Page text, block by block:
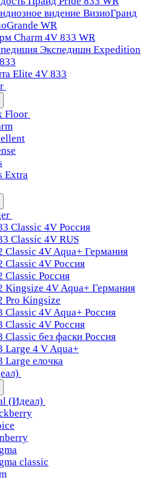
видение ВизиоГранд
WR
Charm 4V 833 WR
Экспедишн Expedition
Elite 4V 833
Floor
Extra
Classic 4V Россия
Classic 4V RUS
Classic 4V Aqua+ Германия
Classic 4V Россия
Classic Россия
Kingsize 4V Aqua+ Германия
Pro Kingsize
Classic 4V Aqua+ Россия
Classic 4V Россия
Classic без фаски Россия
Large 4 V Aqua+
Large елочка
(Идеал)
classic